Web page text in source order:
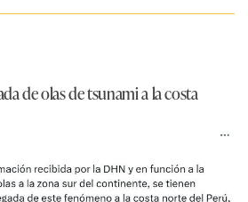
de olas de tsunami a la costa